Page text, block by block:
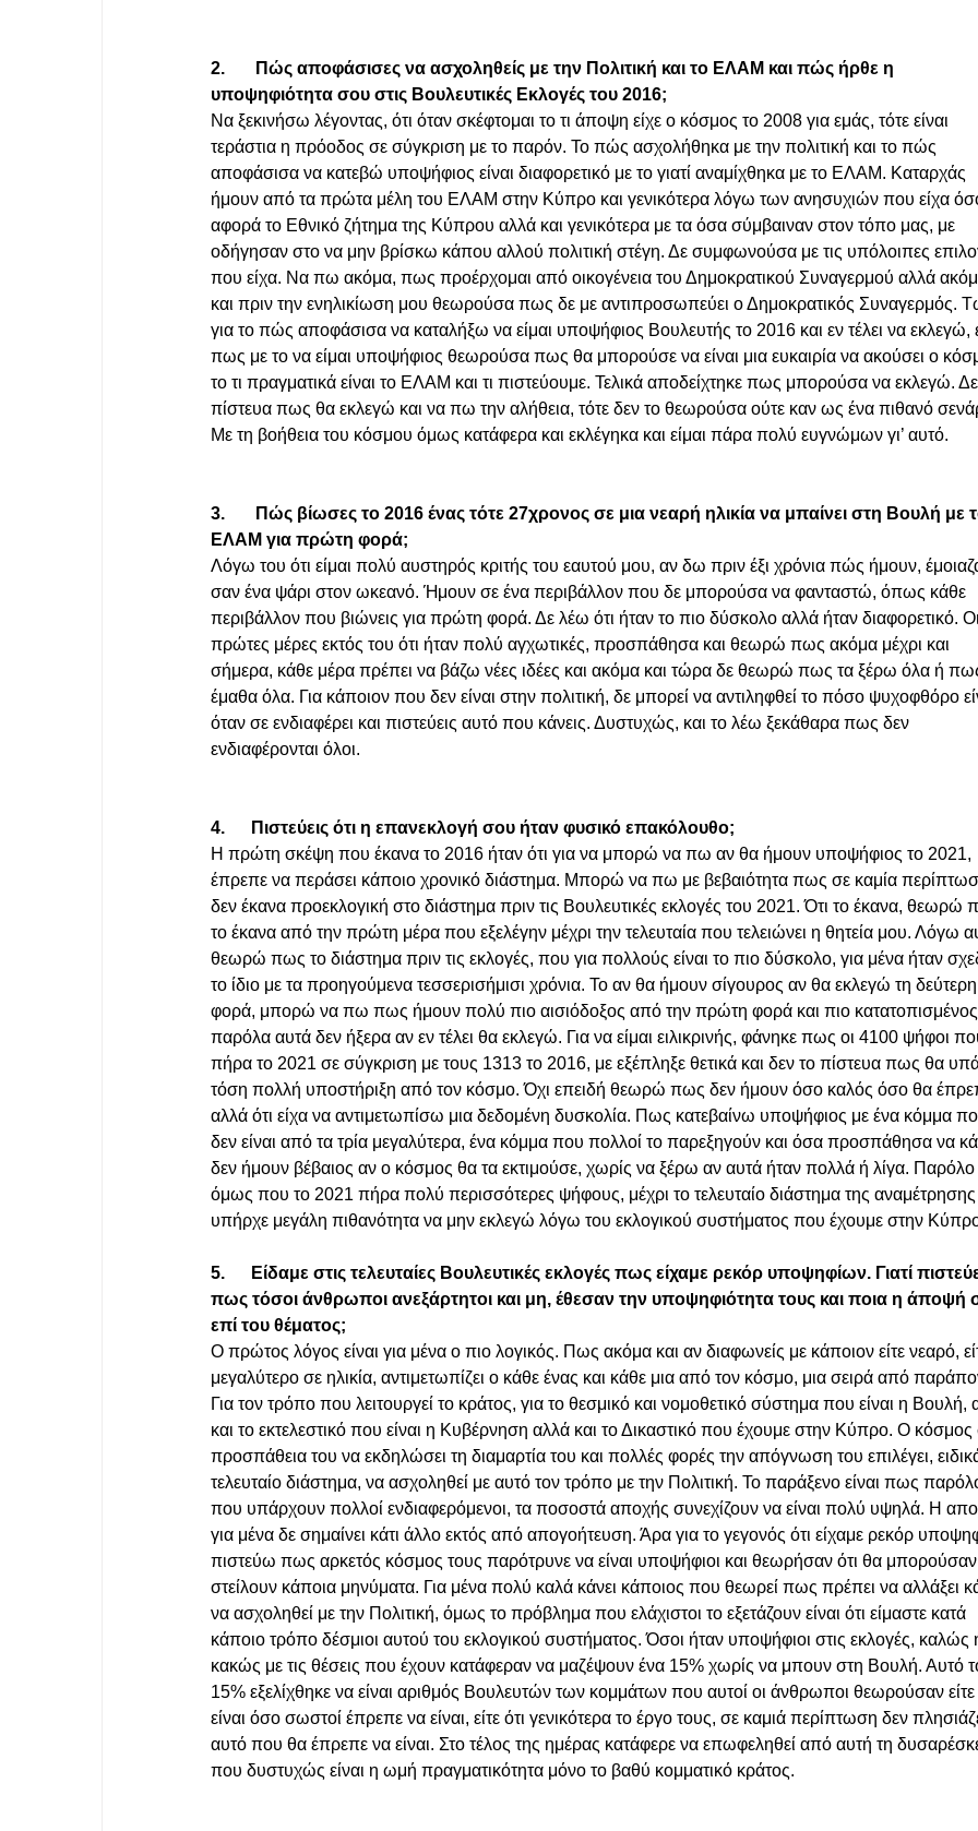
2.       Πώς αποφάσισες να ασχοληθείς με την Πολιτική και το ΕΛΑΜ και πώς ήρθε η
υποψηφιότητα σου στις Βουλευτικές Εκλογές του 2016;
Να ξεκινήσω λέγοντας, ότι όταν σκέφτομαι το τι άποψη είχε ο κόσμος το 2008 για εμάς, τότε είναι
τεράστια η πρόοδος σε σύγκριση με το παρόν. Το πώς ασχολήθηκα με την πολιτική και το πώς
αποφάσισα να κατεβώ υποψήφιος είναι διαφορετικό με το γιατί αναμίχθηκα με το ΕΛΑΜ. Καταρχάς
ήμουν από τα πρώτα μέλη του ΕΛΑΜ στην Κύπρο και γενικότερα λόγω των ανησυχιών που είχα
αφορά το Εθνικό ζήτημα της Κύπρου αλλά και γενικότερα με τα όσα σύμβαιναν στον τόπο μας, με
οδήγησαν στο να μην βρίσκω κάπου αλλού πολιτική στέγη. Δε συμφωνούσα με τις υπόλοιπες
που είχα. Να πω ακόμα, πως προέρχομαι από οικογένεια του Δημοκρατικού Συναγερμού αλλά
και πριν την ενηλικίωση μου θεωρούσα πως δε με αντιπροσωπεύει ο Δημοκρατικός Συναγερμός.
για το πώς αποφάσισα να καταλήξω να είμαι υποψήφιος Βουλευτής το 2016 και εν τέλει να εκλεγώ,
πως με το να είμαι υποψήφιος θεωρούσα πως θα μπορούσε να είναι μια ευκαιρία να ακούσει ο
το τι πραγματικά είναι το ΕΛΑΜ και τι πιστεύουμε. Τελικά αποδείχτηκε πως μπορούσα να εκλεγώ.
πίστευα πως θα εκλεγώ και να πω την αλήθεια, τότε δεν το θεωρούσα ούτε καν ως ένα πιθανό
Με τη βοήθεια του κόσμου όμως κατάφερα και εκλέγηκα και είμαι πάρα πολύ ευγνώμων γι’ αυτό.
3.       Πώς βίωσες το 2016 ένας τότε 27χρονος σε μια νεαρή ηλικία να μπαίνει στη Βουλή με
ΕΛΑΜ για πρώτη φορά;
Λόγω του ότι είμαι πολύ αυστηρός κριτής του εαυτού μου, αν δω πριν έξι χρόνια πώς ήμουν,
σαν ένα ψάρι στον ωκεανό. Ήμουν σε ένα περιβάλλον που δε μπορούσα να φανταστώ, όπως κάθε
περιβάλλον που βιώνεις για πρώτη φορά. Δε λέω ότι ήταν το πιο δύσκολο αλλά ήταν διαφορετικό. Οι
πρώτες μέρες εκτός του ότι ήταν πολύ αγχωτικές, προσπάθησα και θεωρώ πως ακόμα μέχρι και
σήμερα, κάθε μέρα πρέπει να βάζω νέες ιδέες και ακόμα και τώρα δε θεωρώ πως τα ξέρω όλα ή
έμαθα όλα. Για κάποιον που δεν είναι στην πολιτική, δε μπορεί να αντιληφθεί το πόσο ψυχοφθόρο
όταν σε ενδιαφέρει και πιστεύεις αυτό που κάνεις. Δυστυχώς, και το λέω ξεκάθαρα πως δεν
ενδιαφέρονται όλοι.
4.      Πιστεύεις ότι η επανεκλογή σου ήταν φυσικό επακόλουθο;
Η πρώτη σκέψη που έκανα το 2016 ήταν ότι για να μπορώ να πω αν θα ήμουν υποψήφιος το 2021,
έπρεπε να περάσει κάποιο χρονικό διάστημα. Μπορώ να πω με βεβαιότητα πως σε καμία
δεν έκανα προεκλογική στο διάστημα πριν τις Βουλευτικές εκλογές του 2021. Ότι το έκανα, θεωρώ
το έκανα από την πρώτη μέρα που εξελέγην μέχρι την τελευταία που τελειώνει η θητεία μου. Λόγω
θεωρώ πως το διάστημα πριν τις εκλογές, που για πολλούς είναι το πιο δύσκολο, για μένα ήταν
το ίδιο με τα προηγούμενα τεσσερισήμισι χρόνια. Το αν θα ήμουν σίγουρος αν θα εκλεγώ τη δεύτερη
φορά, μπορώ να πω πως ήμουν πολύ πιο αισιόδοξος από την πρώτη φορά και πιο
παρόλα αυτά δεν ήξερα αν εν τέλει θα εκλεγώ. Για να είμαι ειλικρινής, φάνηκε πως οι 4100 ψήφοι
πήρα το 2021 σε σύγκριση με τους 1313 το 2016, με εξέπληξε θετικά και δεν το πίστευα πως θα
τόση πολλή υποστήριξη από τον κόσμο. Όχι επειδή θεωρώ πως δεν ήμουν όσο καλός όσο θα
αλλά ότι είχα να αντιμετωπίσω μια δεδομένη δυσκολία. Πως κατεβαίνω υποψήφιος με ένα κόμμα
δεν είναι από τα τρία μεγαλύτερα, ένα κόμμα που πολλοί το παρεξηγούν και όσα προσπάθησα να
δεν ήμουν βέβαιος αν ο κόσμος θα τα εκτιμούσε, χωρίς να ξέρω αν αυτά ήταν πολλά ή λίγα. Παρόλο
όμως που το 2021 πήρα πολύ περισσότερες ψήφους, μέχρι το τελευταίο διάστημα της αναμέτρησης
υπήρχε μεγάλη πιθανότητα να μην εκλεγώ λόγω του εκλογικού συστήματος που έχουμε στην
5.      Είδαμε στις τελευταίες Βουλευτικές εκλογές πως είχαμε ρεκόρ υποψηφίων. Γιατί
πως τόσοι άνθρωποι ανεξάρτητοι και μη, έθεσαν την υποψηφιότητα τους και ποια η άποψή
επί του θέματος;
Ο πρώτος λόγος είναι για μένα ο πιο λογικός. Πως ακόμα και αν διαφωνείς με κάποιον είτε νεαρό,
μεγαλύτερο σε ηλικία, αντιμετωπίζει ο κάθε ένας και κάθε μια από τον κόσμο, μια σειρά από
Για τον τρόπο που λειτουργεί το κράτος, για το θεσμικό και νομοθετικό σύστημα που είναι η Βουλή,
και το εκτελεστικό που είναι η Κυβέρνηση αλλά και το Δικαστικό που έχουμε στην Κύπρο. Ο κόσμος
προσπάθεια του να εκδηλώσει τη διαμαρτία του και πολλές φορές την απόγνωση του επιλέγει,
τελευταίο διάστημα, να ασχοληθεί με αυτό τον τρόπο με την Πολιτική. Το παράξενο είναι πως
που υπάρχουν πολλοί ενδιαφερόμενοι, τα ποσοστά αποχής συνεχίζουν να είναι πολύ υψηλά. Η
για μένα δε σημαίνει κάτι άλλο εκτός από απογοήτευση. Άρα για το γεγονός ότι είχαμε ρεκόρ
πιστεύω πως αρκετός κόσμος τους παρότρυνε να είναι υποψήφιοι και θεωρήσαν ότι θα
στείλουν κάποια μηνύματα. Για μένα πολύ καλά κάνει κάποιος που θεωρεί πως πρέπει να αλλάξει
να ασχοληθεί με την Πολιτική, όμως το πρόβλημα που ελάχιστοι το εξετάζουν είναι ότι είμαστε κατά
κάποιο τρόπο δέσμιοι αυτού του εκλογικού συστήματος. Όσοι ήταν υποψήφιοι στις εκλογές, καλώς
κακώς με τις θέσεις που έχουν κατάφεραν να μαζέψουν ένα 15% χωρίς να μπουν στη Βουλή. Αυτό
15% εξελίχθηκε να είναι αριθμός Βουλευτών των κομμάτων που αυτοί οι άνθρωποι θεωρούσαν είτε
είναι όσο σωστοί έπρεπε να είναι, είτε ότι γενικότερα το έργο τους, σε καμιά περίπτωση δεν
αυτό που θα έπρεπε να είναι. Στο τέλος της ημέρας κατάφερε να επωφεληθεί από αυτή τη
που δυστυχώς είναι η ωμή πραγματικότητα μόνο το βαθύ κομματικό κράτος.